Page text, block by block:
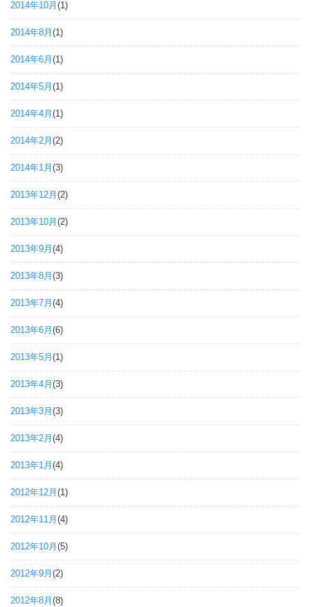
2014年10月 (1)
2014年8月 (1)
2014年6月 (1)
2014年5月 (1)
2014年4月 (1)
2014年2月 (2)
2014年1月 (3)
2013年12月 (2)
2013年10月 (2)
2013年9月 (4)
2013年8月 (3)
2013年7月 (4)
2013年6月 (6)
2013年5月 (1)
2013年4月 (3)
2013年3月 (3)
2013年2月 (4)
2013年1月 (4)
2012年12月 (1)
2012年11月 (4)
2012年10月 (5)
2012年9月 (2)
2012年8月 (8)